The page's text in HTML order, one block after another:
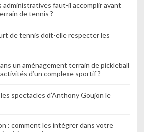
administratives faut-il accomplir avant
de tennis ?
de tennis doit-elle respecter les
un aménagement terrain de pickleball
d’un complexe sportif ?
spectacles d’Anthony Goujon le
: comment les intégrer dans votre